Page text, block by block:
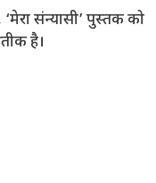
संन्यासी’ पुस्तक को
है।